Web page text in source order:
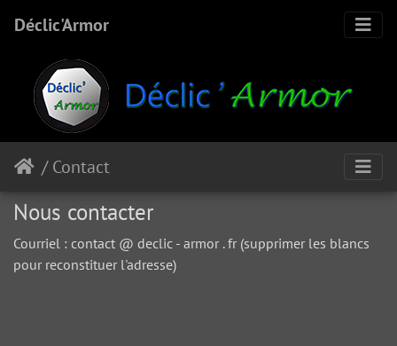
Déclic'Armor
/ Contact
Nous contacter
Courriel : contact @ declic - armor . fr (supprimer les blancs
pour reconstituer l'adresse)